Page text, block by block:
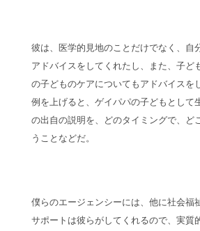
彼は、医学的見地のことだけでなく、自
アドバイスをしてくれたし、また、子ど
の子どものケアについてもアドバイスを
例を上げると、ゲイパパの子どもとして
の出自の説明を、どのタイミングで、ど
うことなどだ。
僕らのエージェンシーには、他に社会福
サポートは彼らがしてくれるので、実質